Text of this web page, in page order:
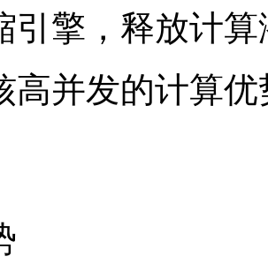
擎，释放计
并发的计算优势